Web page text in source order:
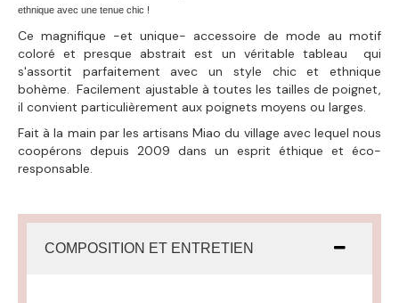
ethnique avec une tenue chic !
Ce magnifique -et unique- accessoire de mode au motif
coloré et presque abstrait est un véritable tableau qui
s'assortit parfaitement avec un style chic et ethnique
bohème. Facilement ajustable à toutes les tailles de poignet,
il convient particulièrement aux poignets moyens ou larges.
Fait à la main par les artisans Miao du village avec lequel nous
coopérons depuis 2009 dans un esprit éthique et éco-
responsable.
COMPOSITION ET ENTRETIEN